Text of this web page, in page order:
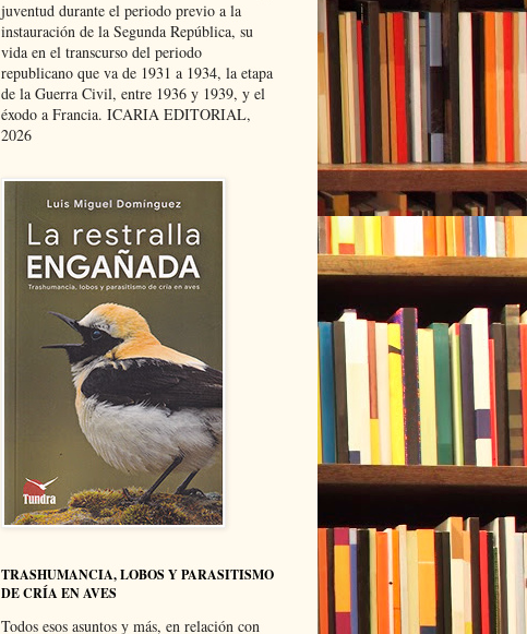
juventud durante el periodo previo a la
instauración de la Segunda República, su
vida en el transcurso del periodo
republicano que va de 1931 a 1934, la etapa
de la Guerra Civil, entre 1936 y 1939, y el
éxodo a Francia. ICARIA EDITORIAL,
2026
TRASHUMANCIA, LOBOS Y PARASITISMO
DE CRÍA EN AVES
Todos esos asuntos y más, en relación con